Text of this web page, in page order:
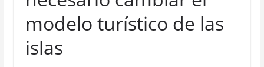
modelo turístico de las
islas